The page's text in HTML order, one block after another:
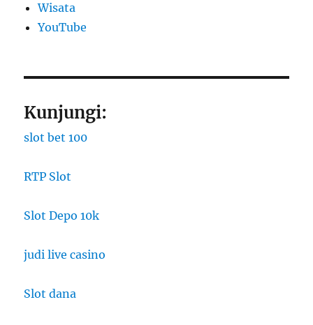
Wisata
YouTube
Kunjungi:
slot bet 100
RTP Slot
Slot Depo 10k
judi live casino
Slot dana